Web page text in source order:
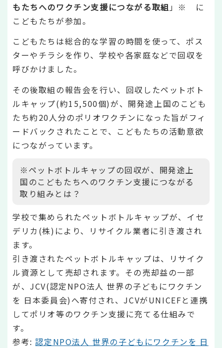
もたちへのワクチン支援につながる取組 」※ に
こどもたちが参加。
こどもたちは総合的な学習の時間を使って、ポス
ターやチラシを作り、学校や各家庭などで回収を
呼びかけました。
その後取組の報告会を行い、回収したペットボト
ルキャップ(約15,500個)が、開発途上国のこども
たち約20人分のポリオワクチンになった旨がフィ
ードバックされたことで、こどもたちの活動意欲
につながっています。
※ペットボトルキャップの回収が、開発途上
国のこどもたちへのワクチン支援につながる
取り組みとは？
学校で集められたペットボトルキャップが、イセ
デリカ(株)により、リサイクル業者に引き渡され
ます。
引き渡されたペットボトルキャップは、リサイク
ル資源として売却されます。その売却益の一部
が、JCV(認定NPO法人 世界の子どもにワクチン
を 日本委員会)へ寄付され、JCVがUNICEFと連携
してポリオ等のワクチン支援に充てる仕組みで
す。
参考:認定NPO法人 世界の子どもにワクチンを 日